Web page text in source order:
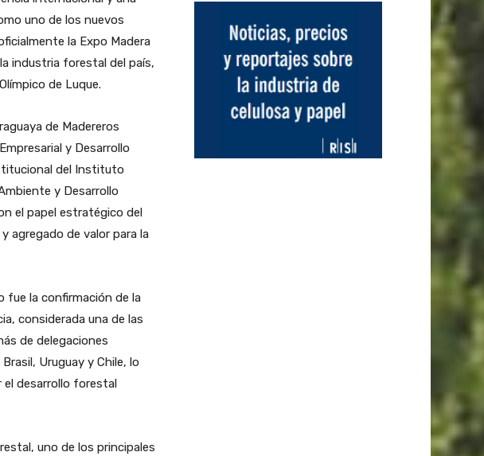
uno de los nuevos
la Expo Madera
industria forestal del país,
de Luque.
de Madereros
y Desarrollo
del Instituto
y Desarrollo
el papel estratégico del
agregado de valor para la
fue la confirmación de la
considerada una de las
de delegaciones
Uruguay y Chile, lo
el desarrollo forestal
uno de los principales